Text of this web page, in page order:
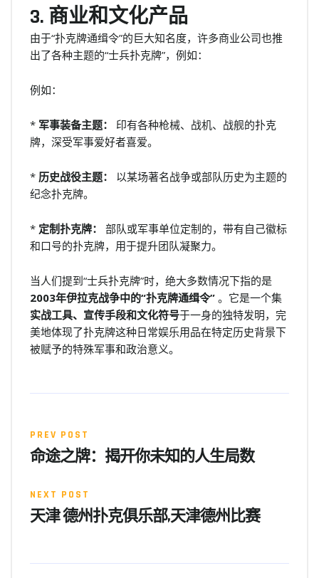
3. 商业和文化产品
由于“扑克牌通缉令”的巨大知名度，许多商业公司也推
出了各种主题的“士兵扑克牌”，例如：
例如：
* 军事装备主题：
印有各种枪械、战机、战舰的扑克
牌，深受军事爱好者喜爱。
* 历史战役主题：
以某场著名战争或部队历史为主题的
纪念扑克牌。
* 定制扑克牌：
部队或军事单位定制的，带有自己徽标
和口号的扑克牌，用于提升团队凝聚力。
当人们提到“士兵扑克牌”时，绝大多数情况下指的是
2003年伊拉克战争中的“扑克牌通缉令” 。它是一个集
实战工具、宣传手段和文化符号于一身的独特发明，完
美地体现了扑克牌这种日常娱乐用品在特定历史背景下
被赋予的特殊军事和政治意义。
PREV POST
命途之牌：揭开你未知的人生局数
NEXT POST
天津 德州扑克俱乐部,天津德州比赛